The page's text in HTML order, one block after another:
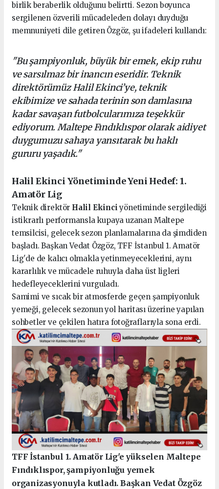
birlik beraberlik olduğunu belirtti. Sezon boyunca
sergilenen özverili mücadeleden dolayı duyduğu
memnuniyeti dile getiren Özgöz, şu ifadeleri kullandı:
"Bu şampiyonluk, büyük bir emek, ekip ruhu
ve sarsılmaz bir inancın eseridir. Teknik
direktörümüz Halil Ekinci’ye, teknik
ekibimize ve sahada terinin son damlasına
kadar savaşan futbolcularımıza teşekkür
ediyorum. Maltepe Fındıklıspor olarak aidiyet
duygumuzu sahaya yansıtarak bu haklı
gururu yaşadık."
Halil Ekinci Yönetiminde Yeni Hedef: 1.
Amatör Lig
Teknik direktör Halil Ekinciyönetiminde sergilediği
istikrarlı performansla kupaya uzanan Maltepe
temsilcisi, gelecek sezon planlamalarına da şimdiden
başladı. Başkan Vedat Özgöz, TFF İstanbul 1. Amatör
Lig'de de kalıcı olmakla yetinmeyeceklerini, aynı
kararlılık ve mücadele ruhuyla daha üst ligleri
hedefleyeceklerini vurguladı.
Samimi ve sıcak bir atmosferde geçen şampiyonluk
yemeği, gelecek sezonun yol haritası üzerine yapılan
sohbetler ve çekilen hatıra fotoğraflarıyla sona erdi.
TFF İstanbul 1. Amatör Lig'e yükselen Maltepe
Fındıklıspor, şampiyonluğu yemek
organizasyonuyla kutladı. Başkan Vedat Özgöz